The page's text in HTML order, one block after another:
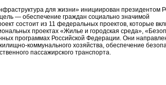
для жизни» инициирован президентом
— обеспечение граждан социально значимой
состоит из 11 федеральных проектов, которые
проектах «Жилье и городская среда»,
программах Российской Федерации. Они
коммунального хозяйства, обеспечение
пассажирского транспорта.